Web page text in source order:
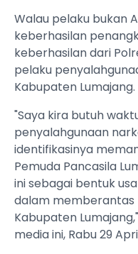
Walau pelaku bukan
keberhasilan
keberhasilan dari
pelaku
Kabupaten Lumajang.
"Saya kira butuh
penyalahgunaan
identifikasinya
Pemuda Pancasila
ini sebagai bentuk
dalam
Kabupaten
media ini, Rabu 29